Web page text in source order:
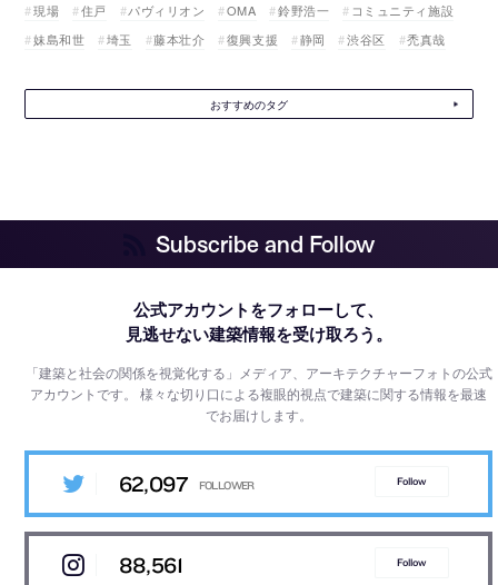
現場
住戸 パヴィリオン OMA 鈴野浩一
コミュニティ施設
妹島和世
埼玉 藤本壮介 復興支援 静岡 渋谷区 禿真哉
おすすめのタグ
Subscribe and Follow
公式アカウントをフォローして、
見逃せない建築情報を受け取ろう。
「建築と社会の関係を視覚化する」メディア、アーキテクチャーフォトの公式
アカウントです。様々な切り口による複眼的視点で建築に関する情報を最速
でお届けします。
62,097 Follow
88,561 Follow